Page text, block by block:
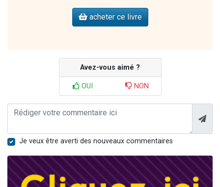
acheter ce livre
Avez-vous aimé ?
OUI NON
Je veux être averti des nouveaux commentaires